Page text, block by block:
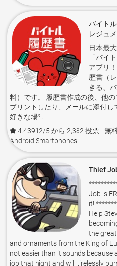
バイト
レジュ
日本最
「バイ
アプリ
歴書（
きる、
料）です。 履歴書作成の後、他
プリントしたり、メールに添付し
好きな場?...
4.43912/5 から 2,382 投票- 無
Android Smartphones
Thief
Job is
it!
Help
the
and ornaments from the King of
not easier than it sounds because
job that night and will tirelessly